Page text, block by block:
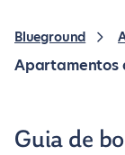
Blueground
Apartamentos
Guia de